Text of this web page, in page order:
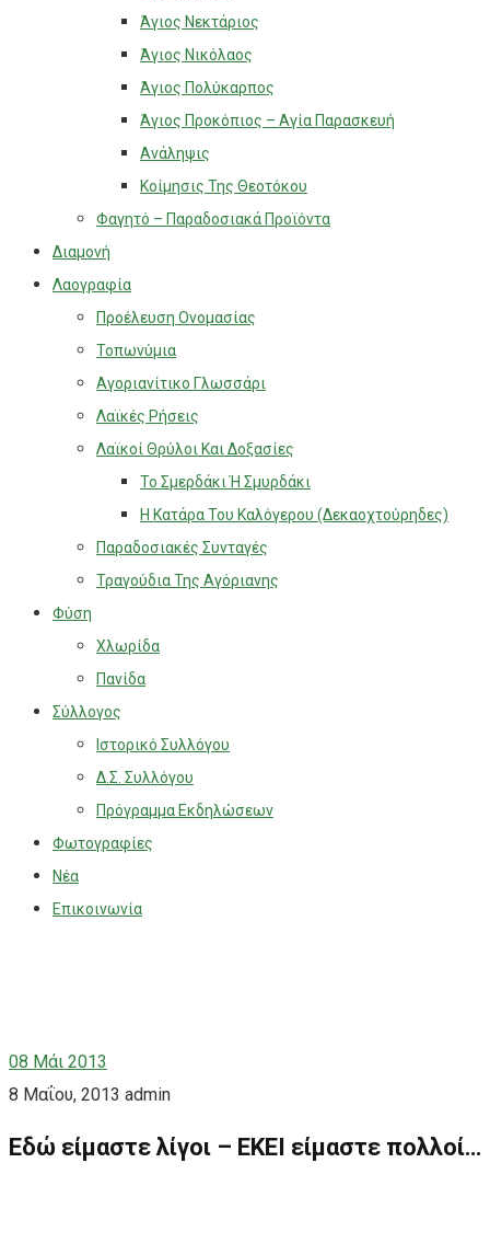
Άγιος Νεκτάριος
Άγιος Νικόλαος
Άγιος Πολύκαρπος
Άγιος Προκόπιος – Αγία Παρασκευή
Ανάληψις
Κοίμησις Της Θεοτόκου
Φαγητό – Παραδοσιακά Προϊόντα
Διαμονή
Λαογραφία
Προέλευση Ονομασίας
Τοπωνύμια
Αγοριανίτικο Γλωσσάρι
Λαϊκές Ρήσεις
Λαϊκοί Θρύλοι Και Δοξασίες
Το Σμερδάκι Ή Σμυρδάκι
Η Κατάρα Του Καλόγερου (Δεκαοχτούρηδες)
Παραδοσιακές Συνταγές
Τραγούδια Της Αγόριανης
Φύση
Χλωρίδα
Πανίδα
Σύλλογος
Ιστορικό Συλλόγου
Δ.Σ. Συλλόγου
Πρόγραμμα Εκδηλώσεων
Φωτογραφίες
Νέα
Επικοινωνία
08 Μάι 2013
8 Μαΐου, 2013 admin
Εδώ είμαστε λίγοι – ΕΚΕΙ είμαστε πολλοί…